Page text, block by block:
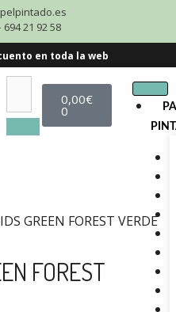
694 21 92 58
en toda la web
0,00€
0
GREEN FOREST VERDE
FOREST